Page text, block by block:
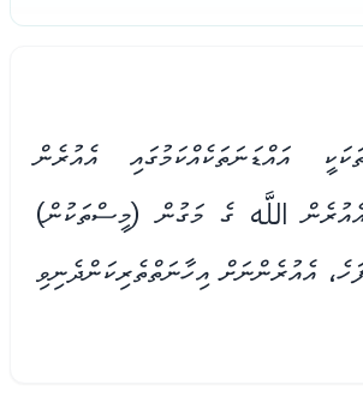
އައްޑަނަތަކެއްކަމުގައި އެއުރެން
اللَّه ގެ މަގުން (މީސްތަކުން)
އެއުރެންނަށް އިހާނަތްތެރިކަންދެނިވި